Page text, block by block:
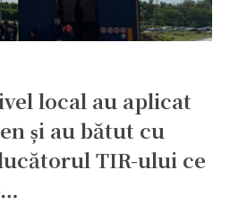
local au aplicat
și au bătut cu
TIR-ului ce